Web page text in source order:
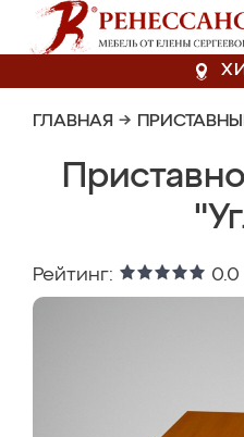
ГЛАВНАЯ →
Рейтинг: 0.0